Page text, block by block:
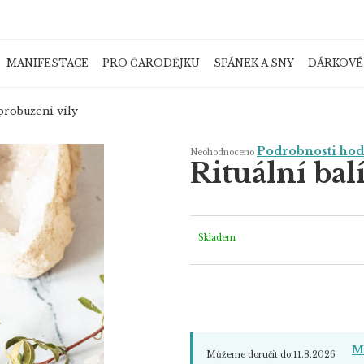
MANIFESTACE PRO ČARODĚJKU SPÁNEK A SNY
víly
Průměrné
hodnocení
produktu
je
Neohodnoceno Podrobnosti
Rituální
Skladem
Můžeme doručit do:11.8.2026
Co potřebujete najít?
HLEDAT
Doporučujeme